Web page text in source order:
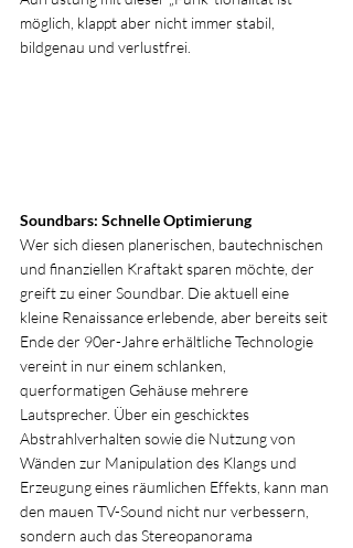
möglich, klappt aber nicht immer stabil,
bildgenau und verlustfrei.
Soundbars: Schnelle Optimierung
Wer sich diesen planerischen, bautechnischen
und finanziellen Kraftakt sparen möchte, der
greift zu einer Soundbar. Die aktuell eine
kleine Renaissance erlebende, aber bereits seit
Ende der 90er-Jahre erhältliche Technologie
vereint in nur einem schlanken,
querformatigen Gehäuse mehrere
Lautsprecher. Über ein geschicktes
Abstrahlverhalten sowie die Nutzung von
Wänden zur Manipulation des Klangs und
Erzeugung eines räumlichen Effekts, kann man
den mauen TV-Sound nicht nur verbessern,
sondern auch das Stereopanorama